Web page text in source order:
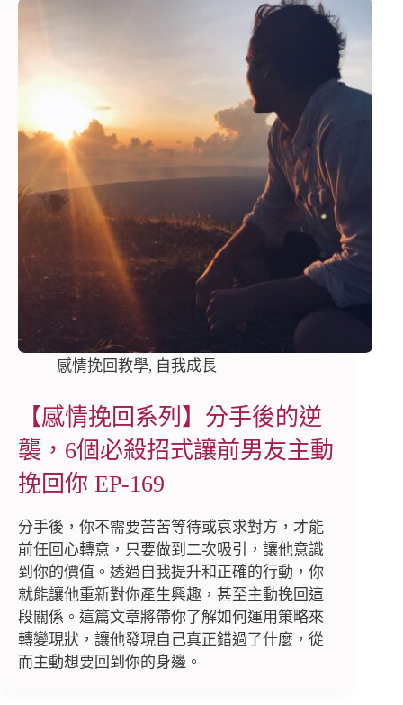
感情挽回教學, 自我成長
【感情挽回系列】分手後的逆
襲，6個必殺招式讓前男友主動
挽回你 EP-169
分手後，你不需要苦苦等待或哀求對方，才能
前任回心轉意，只要做到二次吸引，讓他意識
到你的價值。透過自我提升和正確的行動，你
就能讓他重新對你產生興趣，甚至主動挽回這
段關係。這篇文章將帶你了解如何運用策略來
轉變現狀，讓他發現自己真正錯過了什麼，從
而主動想要回到你的身邊。